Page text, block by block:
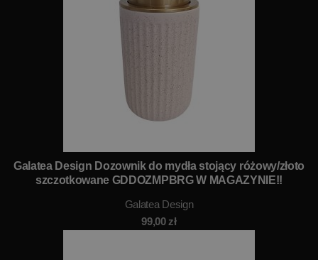
Galatea Design Dozownik do mydła stojący różowy/złoto
szczotkowane GDDOZMPBRG W MAGAZYNIE!!
Galatea Design
99,00zł